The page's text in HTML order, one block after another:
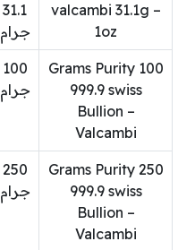
valcambi 31.1g –
1oz
31.1
جرام
100 Grams Purity
999.9 swiss
Bullion –
Valcambi
100
جرام
250 Grams Purity
999.9 swiss
Bullion –
Valcambi
250
جرام